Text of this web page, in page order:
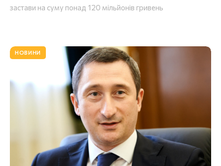
застави на суму понад 120 мільйонів гривень
НОВИНИ